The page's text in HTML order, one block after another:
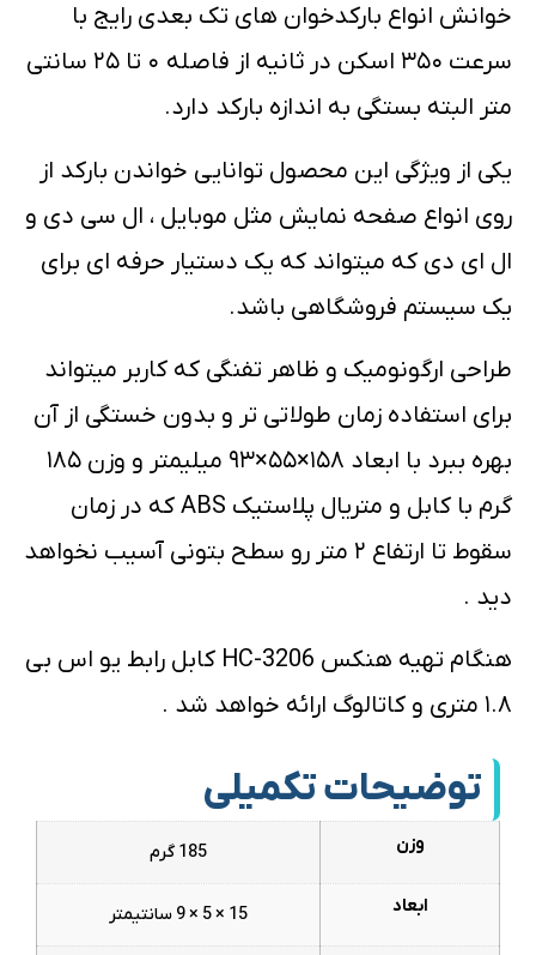
خوانش انواع بارکدخوان های تک بعدی رایج با
سرعت ۳۵۰ اسکن در ثانیه از فاصله ۰ تا ۲۵ سانتی
متر البته بستگی به اندازه بارکد دارد.
یکی از ویژگی این محصول توانایی خواندن بارکد از
روی انواع صفحه نمایش مثل موبایل ، ال سی دی و
ال ای دی که میتواند که یک دستیار حرفه ای برای
یک سیستم فروشگاهی باشد.
طراحی ارگونومیک و ظاهر تفنگی که کاربر میتواند
برای استفاده زمان طولاتی تر و بدون خستگی از آن
بهره ببرد با ابعاد ۱۵۸×۵۵×۹۳ میلیمتر و وزن ۱۸۵
گرم با کابل و متریال پلاستیک ABS که در زمان
سقوط تا ارتفاع ۲ متر رو سطح بتونی آسیب نخواهد
دید .
هنگام تهیه هنکس HC-3206 کابل رابط یو اس بی
۱.۸ متری و کاتالوگ ارائه خواهد شد .
توضیحات تکمیلی
وزن 185 گرم
ابعاد 15 × 5 × 9 سانتیمتر